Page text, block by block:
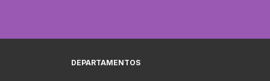
DEPARTAMENTOS